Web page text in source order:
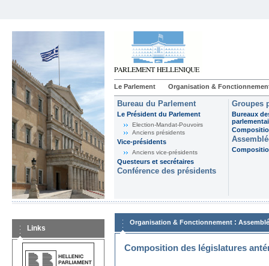
Le Parlement Organisation &
Bureau du Parlement
Le Président du Parlement
Election-Mandat-Pouvoirs
Anciens présidents
Vice-présidents
Anciens vice-présidents
Questeurs et secrétaires
Conférence des présidents
Groupes
Bureaux
Links
Organisation & Fonctionnement :
Composition des législatures